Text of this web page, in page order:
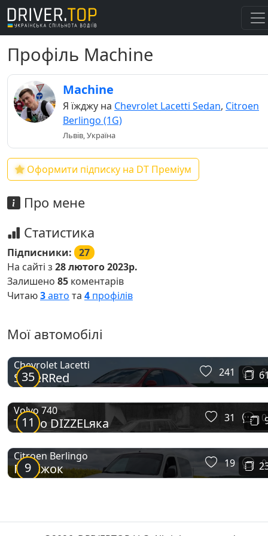
Профіль Machine
Machine
Я їжджу на Chevrolet Lacetti Sedan, Citroen
Berlingo (1G)
Львів, Україна
Оформити підписку на DT Преміум
Про мене
Статистика
Підписники: 27
На сайті з 28 лютого 2023р.
Залишено 85 коментарів
Читаю3авто та 4 профілів
Мої автомобілі
35
Chevrolet Lacetti
SupeRRed 241 8
11
Volvo 740
Турбо DIZZELяка 31 0
9
Citroen Berlingo
Пиріжок 19 0